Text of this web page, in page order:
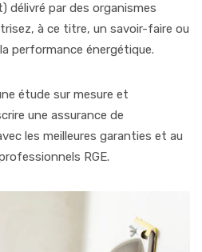
délivré par des organismes
à ce titre, un savoir-faire ou
performance énergétique.
étude sur mesure et
une assurance de
les meilleures garanties et au
RGE.